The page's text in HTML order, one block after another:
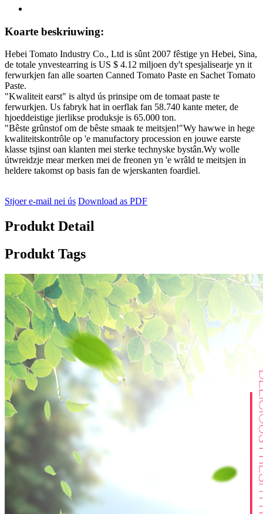
Koarte beskriuwing:
Hebei Tomato Industry Co., Ltd is sûnt 2007 fêstige yn Hebei, Sina,
de totale ynvestearring is US $ 4.12 miljoen dy't spesjalisearje yn it
ferwurkjen fan alle soarten Canned Tomato Paste en Sachet Tomato
Paste.
"Kwaliteit earst" is altyd ús prinsipe om de tomaat paste te
ferwurkjen. Us fabryk hat in oerflak fan 58.740 kante meter, de
hjoeddeistige jierlikse produksje is 65.000 ton.
"Bêste grûnstof om de bêste smaak te meitsjen!"Wy hawwe in hege
kwaliteitskontrôle op 'e manufactory procession en jouwe earste
klasse tsjinst oan klanten mei sterke technyske bystân.Wy wolle
útwreidzje mear merken mei de freonen yn 'e wrâld te meitsjen in
heldere takomst op basis fan de wjerskanten foardiel.
Stjoer e-mail nei ús Download as PDF
Produkt Detail
Produkt Tags